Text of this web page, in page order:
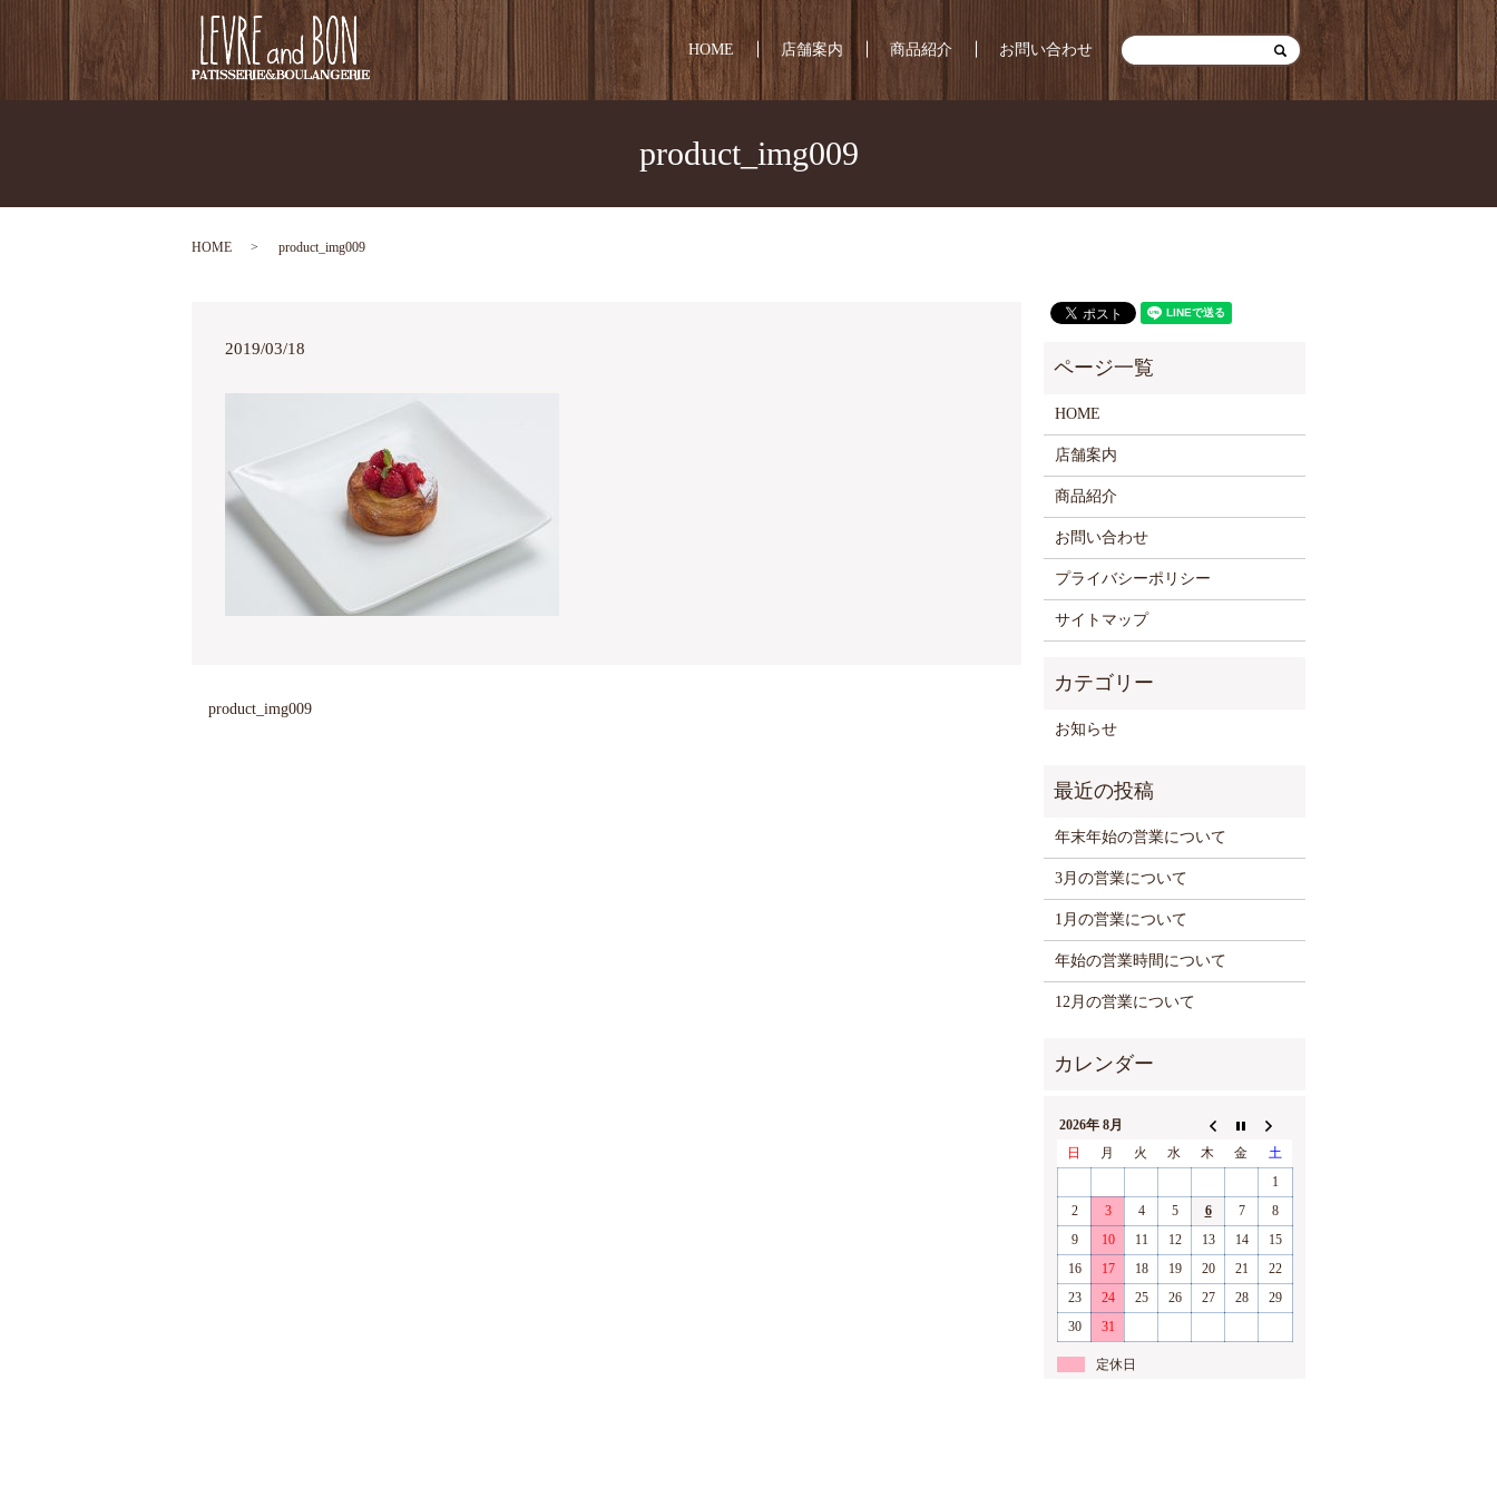
HOME 店舗案内 商品紹介 お問い合わせ
product_img009
HOME product_img009
2019/03/18
product_img009
HOME
店舗案内
商品紹介
お問い合わせ
プライバシーポリシー
サイトマップ
お知らせ
年末年始の営業について
3月の営業について
1月の営業について
年始の営業時間について
12月の営業について
2026年 8月
日
月 火 水 木 金
土
1
2
3 4 5 6 7
8
9
10 11 12 13 14
15
16
17 18 19 20 21
22
23
24 25 26 27 28
29
30
31
定休日